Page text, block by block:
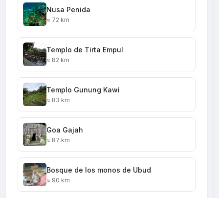
Nusa Penida
≈ 72 km
Templo de Tirta Empul
≈ 82 km
Templo Gunung Kawi
≈ 83 km
Goa Gajah
≈ 87 km
Bosque de los monos de Ubud
≈ 90 km